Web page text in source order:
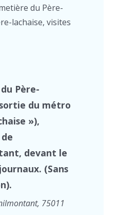
du Père-
lachaise, visites
Père-
du métro
»),
devant le
(Sans
75011